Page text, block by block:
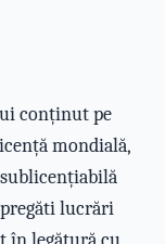
conținut pe
mondială,
lucrări